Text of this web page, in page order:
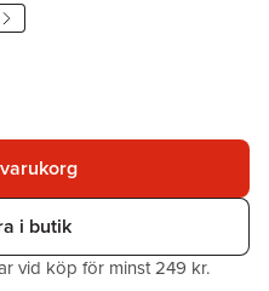
i butik
vid köp för minst 249 kr.